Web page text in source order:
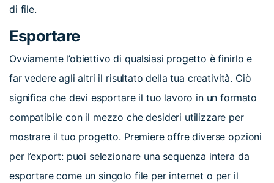
di file.
Esportare
Ovviamente l’obiettivo di qualsiasi progetto è finirlo e
far vedere agli altri il risultato della tua creatività. Ciò
significa che devi esportare il tuo lavoro in un formato
compatibile con il mezzo che desideri utilizzare per
mostrare il tuo progetto. Premiere offre diverse opzioni
per l’export: puoi selezionare una sequenza intera da
esportare come un singolo file per internet o per il